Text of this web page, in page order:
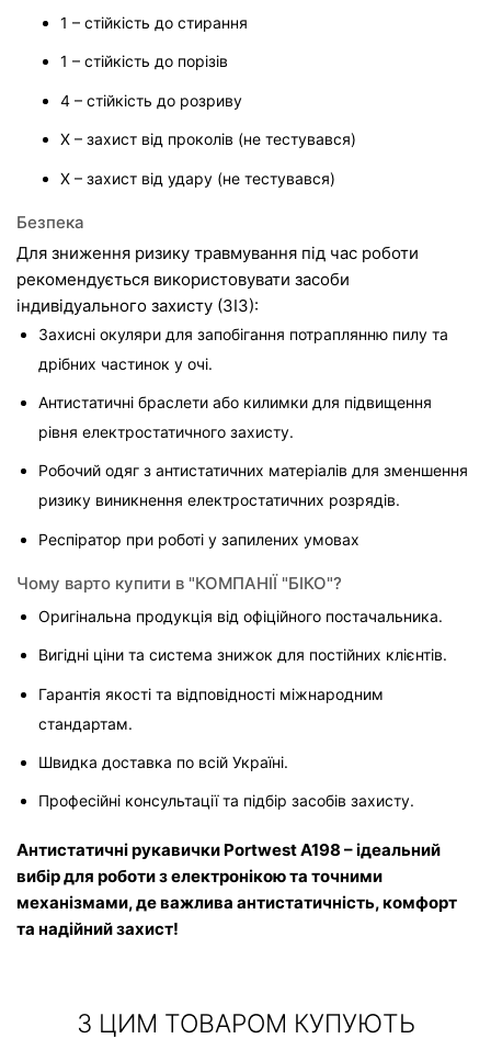
1 – стійкість до стирання
1 – стійкість до порізів
4 – стійкість до розриву
X – захист від проколів (не тестувався)
X – захист від удару (не тестувався)
Безпека
Для зниження ризику травмування під час роботи
рекомендується використовувати засоби
індивідуального захисту (ЗІЗ):
Захисні окуляри для запобігання потраплянню пилу та
дрібних частинок у очі.
Антистатичні браслети або килимки для підвищення
рівня електростатичного захисту.
Робочий одяг з антистатичних матеріалів для зменшення
ризику виникнення електростатичних розрядів.
Респіратор при роботі у запилених умовах
Чому варто купити в "КОМПАНІЇ "БІКО"?
Оригінальна продукція від офіційного постачальника.
Вигідні ціни та система знижок для постійних клієнтів.
Гарантія якості та відповідності міжнародним
стандартам.
Швидка доставка по всій Україні.
Професійні консультації та підбір засобів захисту.
Антистатичні рукавички Portwest A198 – ідеальний
вибір для роботи з електронікою та точними
механізмами, де важлива антистатичність, комфорт
та надійний захист!
З ЦИМ ТОВАРОМ КУПУЮТЬ